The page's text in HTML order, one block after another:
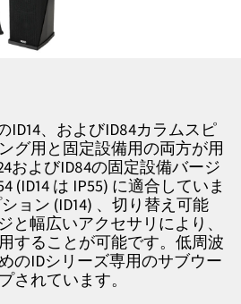
ID14、およびID84カラムスピ
グ用と固定設備用の両方が用
およびID84の固定設備バージ
(ID14 は IP55) に適合していま
ョン (ID14) 、切り替え可能
と幅広いアクセサリにより、
することが可能です。低周波
のIDシリーズ専用のサブウー
されています。